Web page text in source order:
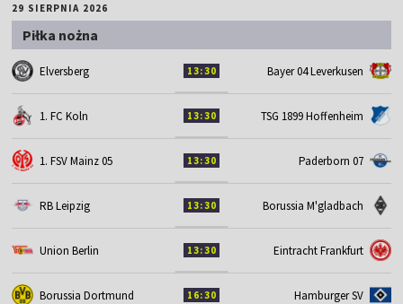
29 SIERPNIA 2026
Piłka nożna
Elversberg 13:30 Bayer 04 Leverkusen
1. FC Koln 13:30 TSG 1899 Hoffenheim
1. FSV Mainz 05 13:30 Paderborn 07
RB Leipzig 13:30 Borussia M'gladbach
Union Berlin 13:30 Eintracht Frankfurt
Borussia Dortmund 16:30 Hamburger SV